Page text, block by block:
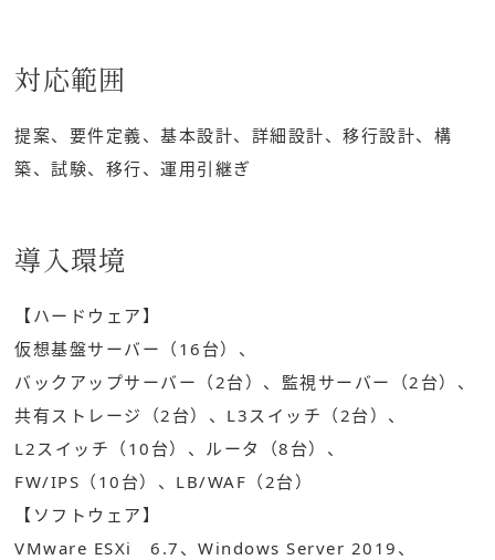
対応範囲
提案、要件定義、基本設計、詳細設計、移行設計、構
築、試験、移行、運用引継ぎ
導入環境
【ハードウェア】
仮想基盤サーバー（16台）、
バックアップサーバー（2台）、 監視サーバー（2台）、
共有ストレージ（2台）、 L3スイッチ（2台）、
L2スイッチ（10台）、 ルータ（8台）、
FW/IPS（10台）、 LB/WAF（2台）
【ソフトウェア】
VMware ESXi 6.7、Windows Server 2019、